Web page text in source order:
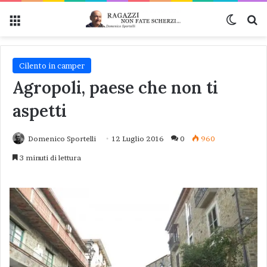
Cilento in camper
Agropoli, paese che non ti
aspetti
Domenico Sportelli 12 Luglio 2016 0 960
3 minuti di lettura